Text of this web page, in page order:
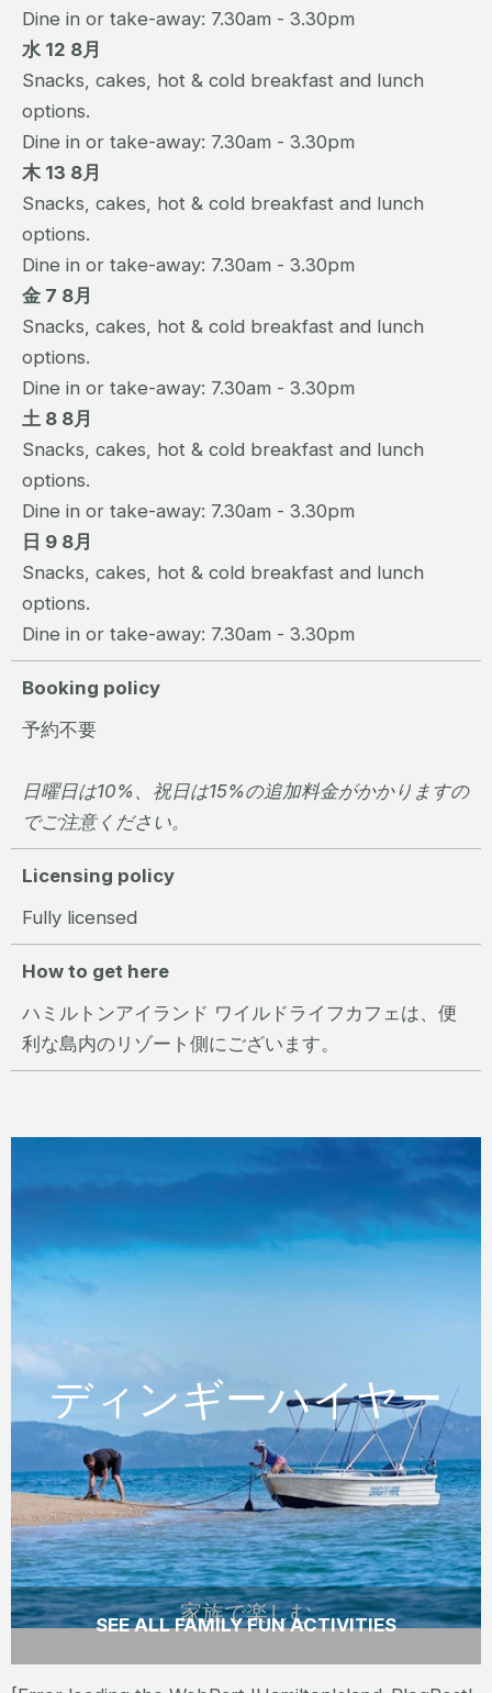
Dine in or take-away: 7.30am - 3.30pm
水 12 8月
Snacks, cakes, hot & cold breakfast and lunch
options.
Dine in or take-away: 7.30am - 3.30pm
木 13 8月
Snacks, cakes, hot & cold breakfast and lunch
options.
Dine in or take-away: 7.30am - 3.30pm
金 7 8月
Snacks, cakes, hot & cold breakfast and lunch
options.
Dine in or take-away: 7.30am - 3.30pm
土 8 8月
Snacks, cakes, hot & cold breakfast and lunch
options.
Dine in or take-away: 7.30am - 3.30pm
日 9 8月
Snacks, cakes, hot & cold breakfast and lunch
options.
Dine in or take-away: 7.30am - 3.30pm
Booking policy
予約不要
日曜日は10%、祝日は15%の追加料金がかかりますの
でご注意ください。
Licensing policy
Fully licensed
How to get here
ハミルトンアイランド ワイルドライフカフェは、便
利な島内のリゾート側にございます。
家族で楽しむ
ディンギーハイヤー
家族で楽しむ
ディンギーハイヤー
半日ツアー、一日ツアーでディンギーをレン
タルしてご自身のペースでウィットサンデー
諸島をめぐります。
READ MORE
SEE ALL FAMILY FUN ACTIVITIES